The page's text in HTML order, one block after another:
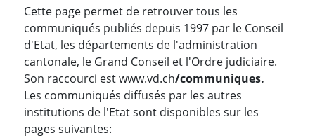
Cette page permet de retrouver tous les
communiqués publiés depuis 1997 par le Conseil
d'Etat, les départements de l'administration
cantonale, le Grand Conseil et l'Ordre judiciaire.
Son raccourci est www.vd.ch/communiques.
Les communiqués diffusés par les autres
institutions de l'Etat sont disponibles sur les
pages suivantes: